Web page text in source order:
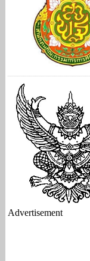
Advertisement